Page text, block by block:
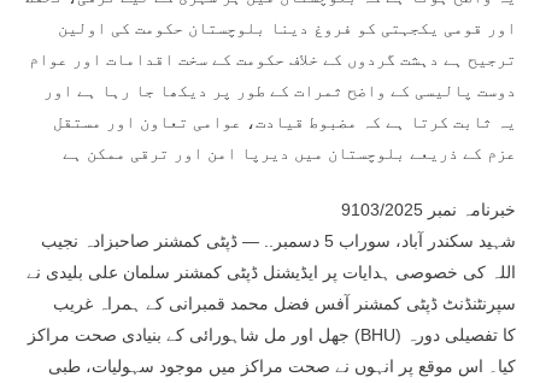
اور قومی یکجہتی کو فروغ دینا بلوچستان حکومت کی اولین
ترجیح ہے دہشت گردوں کے خلاف حکومت کے سخت اقدامات اور عوام
دوست پالیسی کے واضح ثمرات کے طور پر دیکھا جا رہا ہے اور
یہ ثابت کرتا ہے کہ مضبوط قیادت، عوامی تعاون اور مستقل
عزم کے ذریعے بلوچستان میں دیرپا امن اور ترقی ممکن ہے
خبرنامہ نمبر 9103/2025
شہید سکندر آباد، سوراب 5 دسمبر.. — ڈپٹی کمشنر صاحبزادہ نجیب
اللہ کی خصوصی ہدایات پر ایڈیشنل ڈپٹی کمشنر سلمان علی بلیدی نے
سپرنٹنڈنٹ ڈپٹی کمشنر آفس فضل محمد قمبرانی کے ہمراہ غریب
جھل اور مل شاہورائی کے بنیادی صحت مراکز (BHU) کا تفصیلی دورہ
کیا۔ اس موقع پر انہوں نے صحت مراکز میں موجود سہولیات، طبی